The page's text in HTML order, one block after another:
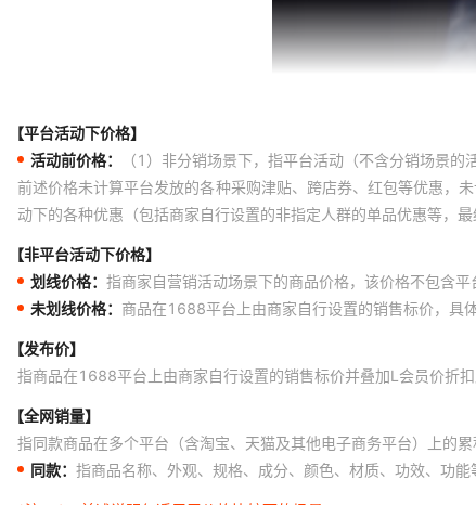
【平台活动下价格】
活动前价格：
（1）非分销场景下，指平台活动（不含分销场景
前述价格未计算平台发放的各种采购津贴、跨店券、红包等优惠，
动下的各种优惠（包括商家自行设置的非指定人群的单品优惠等，
【非平台活动下价格】
划线价格： 指商家自营销活动场景下的商品价格，该价格不包含
未划线价格： 商品在1688平台上由商家自行设置的销售标价，具
【发布价】
指商品在1688平台上由商家自行设置的销售标价并叠加L会员价折扣
【全网销量】
指同款商品在多个平台（含淘宝、天猫及其他电子商务平台）上的累
同款： 指商品名称、外观、规格、成分、颜色、材质、功效、功